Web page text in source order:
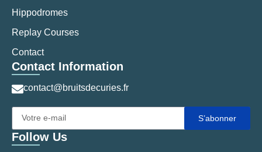
Hippodromes
Replay Courses
Contact
Contact Information
contact@bruitsdecuries.fr
S’abonner
Follow Us